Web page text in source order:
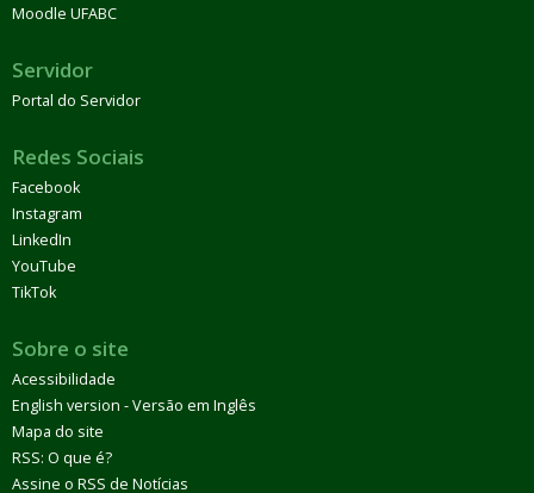
Moodle UFABC
Servidor
Portal do Servidor
Redes Sociais
Facebook
Instagram
LinkedIn
YouTube
TikTok
Sobre o site
Acessibilidade
English version - Versão em Inglês
Mapa do site
RSS: O que é?
Assine o RSS de Notícias